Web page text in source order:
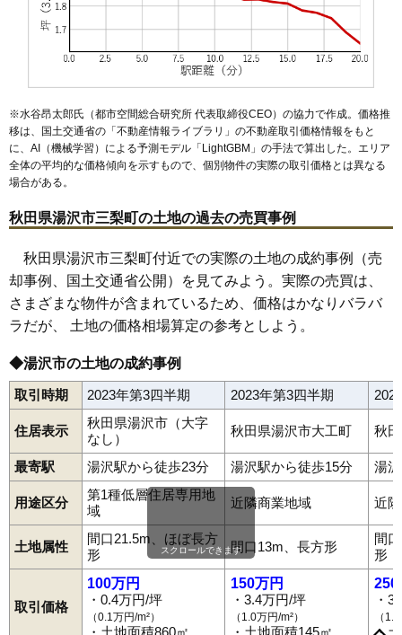
※水谷昂太郎氏（都市空間総合研究所 代表取締役CEO）の協力で作成。価格推
移は、国土交通省の「不動産情報ライブラリ 」の不動産取引価格情報をもと
に、AI（機械学習）による予測モデル「LightGBM」の手法で算出した。エリア
全体の平均的な価格傾向を示すもので、個別物件の実際の取引価格とは異なる
場合がある。
秋田県湯沢市三梨町の土地の過去の売買事例
秋田県湯沢市三梨町付近での実際の土地の成約事例（売
却事例、国土交通省公開）を見てみよう。実際の売買は、
さまざまな物件が含まれているため、価格はかなりバラバ
ラだが、 土地の価格相場算定の参考としよう。
◆湯沢市の土地の成約事例
取引時期 2023年第3四半期 2023年第3四半期
住居表示
秋田県湯沢市（大字
なし）
秋田県湯沢市大工町 秋
最寄駅 湯沢駅から徒歩23分 湯沢駅から徒歩15分 湯
用途区分
第1種低層住居専用地
域
近隣商業地域 近
土地属性
間口21.5m、ほぼ長方
形
間口13m、長方形
間
形
取引価格
100万円
・0.4万円/坪
（0.1万円/m²）
・土地面積860㎡
150万円
・3.4万円/坪
（1.0万円/m²）
・土地面積145㎡
250
・
（
・
スクロールできます
秋ノ宮 愛宕町稲庭町岩崎 御囲地町小野表町上院内